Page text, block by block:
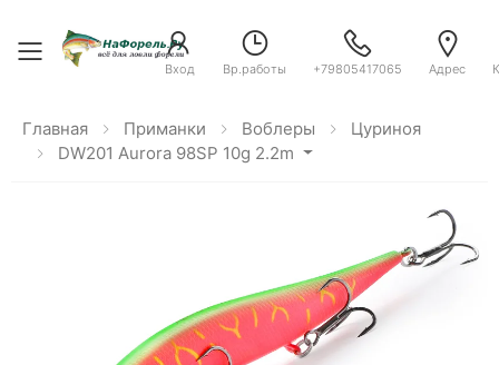
Toggle menu
Вход Вр.работы +79805417065 Адрес
Главная Приманки Воблеры
Цуриноя
DW201 Aurora 98SP 10g 2.2m